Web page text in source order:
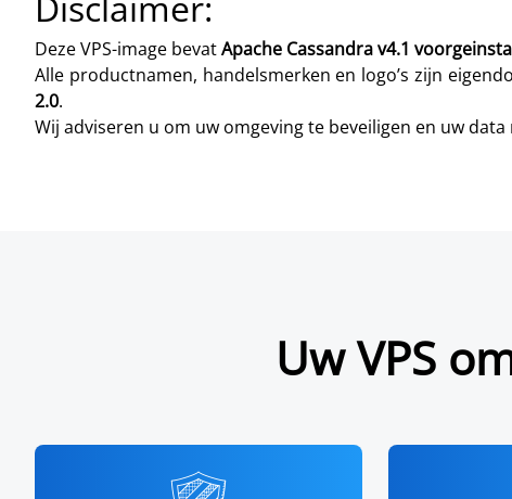
Deze VPS-image bevatApache Cassandra v4.1
Alle productnamen, handelsmerken en logo’s zijn
2.0.
Wij adviseren u om uw omgeving te beveiligen en uw
Uw VPS